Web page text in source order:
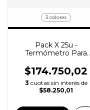
3 colores
Pack X 25u -
Termómetro Para
Mayorista - LUFT
$174.750,02
3 cuotas sin interés de
$58.250,01